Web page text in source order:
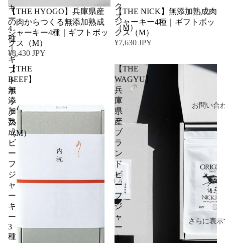
お問い合
さらに表示
キ
ー
4
種
｜
ギ
フ
ト
ボ
ッ
ク
ス
（M）
【THE HYOGO】兵庫県産
の肉からつくる無添加熟成
ジャーキー4種｜ギフトボッ
クス（M）
¥8,430 JPY
ク
ス
（M）
【THE NICK】無添加熟成肉
ジャーキー4種｜ギフトボッ
クス（M）
¥7,630 JPY
【THE
BEEF】
無
添
加
熟
成
ビ
ー
フ
ジ
ャ
ー
キ
ー
3
種
【THE
WAGYU】
兵
庫
県
産
ブ
ラ
ン
ド
ビ
ー
フ
ジ
ャ
ー
キ